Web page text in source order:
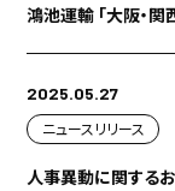
鴻池運輸 「大阪・
2025.05.27
ニュースリリース
人事異動に関する